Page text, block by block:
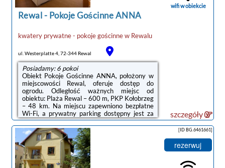
godziny 15:00 do 10:00.Na miejscu można ...
Rewal- Pokoje Gościnne ANNA
kwatery prywatne - pokoje gościnnew Rewalu
ul. Westerplatte 4, 72-344 Rewal
Posiadamy: 6 pokoi
Obiekt Pokoje Gościnne ANNA, położony w
miejscowości Rewal, oferuje dostęp do
ogrodu. Odległość ważnych miejsc od
obiektu: Plaża Rewal – 600 m, PKP Kołobrzeg
– 48 km. Na miejscu zapewniono bezpłatne
Wi-Fi, a prywatny parking dostępny jest za
dodatkową opłatą.Do dyspozycji Gości jest w
pełni wyposażona prywatna łazienka z
prysznicem i suszarką do włosów.Odległość
ważnych miejsc od obiektu: Molo w
Kołobrzegu – 49 km, Latarnia morska w
Kołobrzegu – 49 km.Doba hotelowa od
godziny 14:00 do 10:00.W obiekcie
wifi w obiekcie
szczegóły
[ID BG.6461661]
rezerwuj